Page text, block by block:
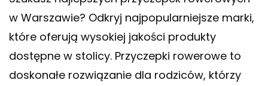
w Warszawie? Odkryj najpopularniejsze marki,
które oferują wysokiej jakości produkty
dostępne w stolicy. Przyczepki rowerowe to
doskonałe rozwiązanie dla rodziców, którzy